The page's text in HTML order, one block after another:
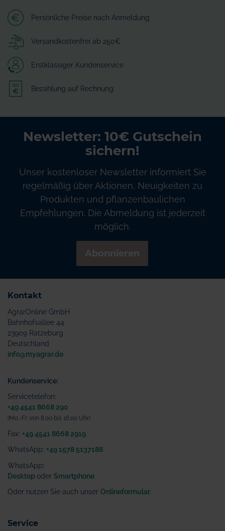
Persönliche Preise nach Anmeldung
Versandkostenfrei ab 250€
Erstklassiger Kundenservice
Bezahlung auf Rechnung
Newsletter: 10€ Gutschein
sichern!
Unser kostenloser Newsletter informiert Sie
regelmäßig über Aktionen, Neuigkeiten zu
Produkten und pflanzenbaulichen
Empfehlungen. Die Abmeldung ist jederzeit
möglich.
Kontakt
AgrarOnline GmbH
Bahnhofsallee 44
23909 Ratzeburg
Deutschland
info@myagrar.de
Kundenservice:
Servicetelefon:
+49 4541 8668 290
(Mo.-Fr. von 8.00 bis 16.00 Uhr)
Fax: +49 4541 8668 2919
WhatsApp: +49 1578 5137188
WhatsApp:
Desktop oder Smartphone
Oder nutzen Sie auch unser Onlineformular
Service